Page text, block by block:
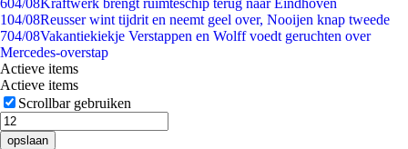
604/08Kraftwerk brengt ruimteschip terug naar Eindhoven
104/08Reusser wint tijdrit en neemt geel over, Nooijen knap tweede
704/08Vakantiekiekje Verstappen en Wolff voedt geruchten over
Mercedes-overstap
Actieve items
Actieve items
Scrollbar gebruiken
opslaan